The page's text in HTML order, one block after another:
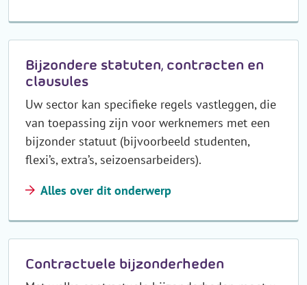
Bijzondere statuten, contracten en
clausules
Uw sector kan specifieke regels vastleggen, die
van toepassing zijn voor werknemers met een
bijzonder statuut (bijvoorbeeld studenten,
flexi’s, extra’s, seizoensarbeiders).
Alles over dit onderwerp
Contractuele bijzonderheden